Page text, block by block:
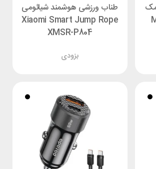
مک
طناب ورزشی هوشمند شیائومی
Xiaomi Smart Jump Rope
XMSR-P804
بزودی